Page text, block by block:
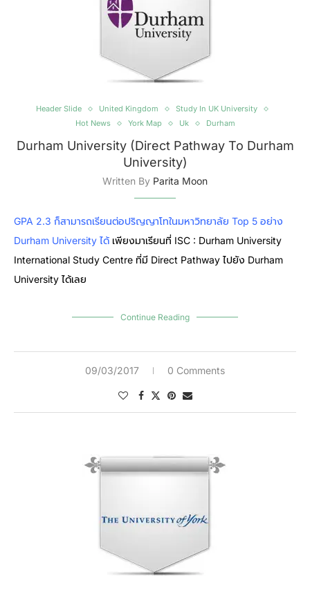
Header Slide United Kingdom
Study In UK University
Hot News
York Map Uk Durham
Durham University (Direct Pathway To Durham
University)
Written By Parita Moon
GPA 2.3 ก็สามารถเรียนต่อปริญญาโทในมหาวิทยาลัย Top 5 อย่าง
Durham University ได้ เพียงมาเรียนที่ ISC : Durham University
International Study Centre ที่มี Direct Pathway ไปยัง Durham
University ได้เลย
Continue Reading
09/03/2017 0 Comments